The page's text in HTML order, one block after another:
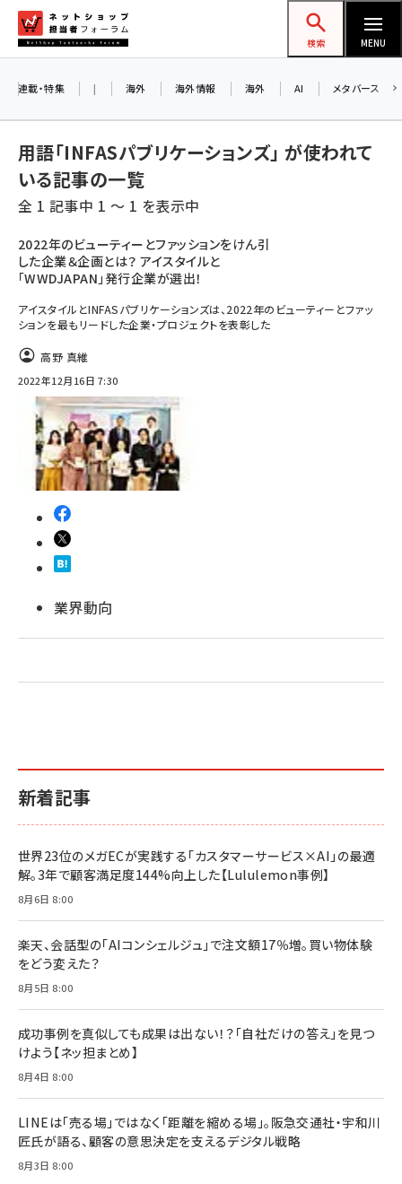
ン
ネットショップ担当者フォーラム
検索 MENU
amazon (2244)
yahoo (1899)
楽天 (1871)
ecbeing (1207)
アスクル (1117)
base (1071)
ビィ・フォアード (773)
revico (739)
連載・特集 | 海外 海外情報 海外 AI メタバース
用語「INFASパブリケーションズ」 が使われて
いる記事の一覧
全 1 記事中 1 ～ 1 を表示中
2022年のビューティーとファッションをけん引
した企業＆企画とは？ アイスタイルと
「WWDJAPAN」発行企業が選出！
アイスタイルとINFASパブリケーションズは、2022年のビューティーとファッ
ションを最もリードした企業・プロジェクトを表彰した
高野 真維
2022年12月16日 7:30
業界動向
新着記事
世界23位のメガECが実践する「カスタマーサービス×AI」の最適
解。3年で顧客満足度144%向上した【Lululemon事例】
8月6日 8:00
楽天、会話型の「AIコンシェルジュ」で注文額17％増。買い物体験
をどう変えた？
8月5日 8:00
成功事例を真似しても成果は出ない！？「自社だけの答え」を見つ
けよう【ネッ担まとめ】
8月4日 8:00
LINEは「売る場」ではなく「距離を縮める場」。阪急交通社・宇和川
匠氏が語る、顧客の意思決定を支えるデジタル戦略
8月3日 8:00